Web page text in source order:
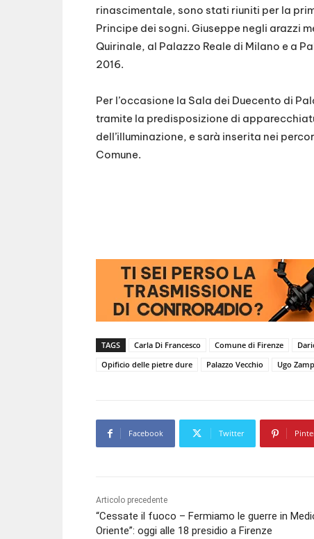
rinascimentale, sono stati riuniti per la
Principe dei sogni. Giuseppe negli arazzi
Quirinale, al Palazzo Reale di Milano e a
2016.
Per l’occasione la Sala dei Duecento di
tramite la predisposizione di
dell’illuminazione, e sarà inserita nei
Comune.
TAGS Carla Di Francesco Comune di Firenze
Opificio delle pietre dure
Palazzo Vecchio Ugo
Facebook Twitter
Articolo precedente
“Cessate il fuoco – Fermiamo le guerre in
Oriente”: oggi alle 18 presidio a Firenze